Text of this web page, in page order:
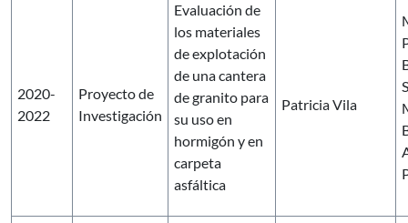
2020-
2022
Proyecto de
Investigación
Evaluación de
los materiales
de explotación
de una cantera
de granito para
su uso en
hormigón y en
carpeta
asfáltica
Patricia Vila